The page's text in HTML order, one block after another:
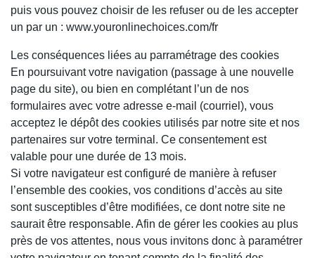
puis vous pouvez choisir de les refuser ou de les accepter
un par un : www.youronlinechoices.com/fr
Les conséquences liées au parramétrage des cookies
En poursuivant votre navigation (passage à une nouvelle
page du site), ou bien en complétant l’un de nos
formulaires avec votre adresse e-mail (courriel), vous
acceptez le dépôt des cookies utilisés par notre site et nos
partenaires sur votre terminal. Ce consentement est
valable pour une durée de 13 mois.
Si votre navigateur est configuré de manière à refuser
l’ensemble des cookies, vos conditions d’accès au site
sont susceptibles d’être modifiées, ce dont notre site ne
saurait être responsable. Afin de gérer les cookies au plus
près de vos attentes, nous vous invitons donc à paramétrer